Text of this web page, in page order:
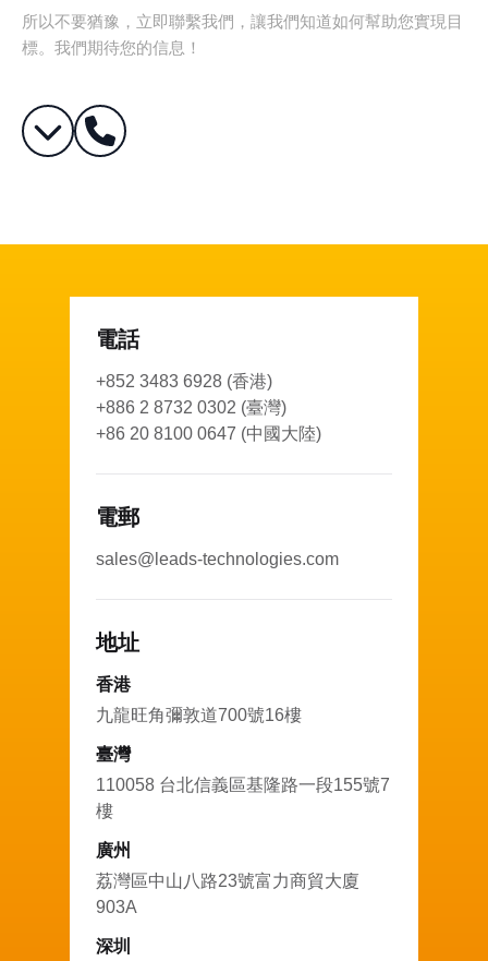
所以不要猶豫，立即聯繫我們，讓我們知道如何幫助您實現目
標。我們期待您的信息！
電話
+852 3483 6928 (香港)
+886 2 8732 0302 (臺灣)
+86 20 8100 0647 (中國大陸)
電郵
sales@leads-technologies.com
地址
香港
九龍旺角彌敦道700號16樓
臺灣
110058 台北信義區基隆路一段155號7
樓
廣州
荔灣區中山八路23號富力商貿大廈
903A
深圳